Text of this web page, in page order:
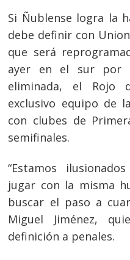
Si Ñublense logra la
debe definir con
que será
ayer en el sur por
eliminada, el Rojo
exclusivo equipo de
con clubes de
semifinales.
“Estamos
jugar con la misma
buscar el paso a
Miguel Jiménez,
definición a penales.